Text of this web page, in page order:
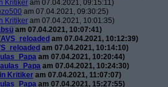
Kritiker am 07.04.2021, 09:15:11)
am 07.04.2021, 09:30:25)
Kritiker am 07.04.2021, 10:01:35)
am 07.04.2021, 10:07:41)
AVS_reloaded am 07.04.2021, 10:12:39)
am 07.04.2021, 10:14:10)
am 07.04.2021, 10:20:44)
am 07.04.2021, 10:24:30)
Kritiker am 07.04.2021, 11:07:07)
am 07.04.2021, 15:27:55)